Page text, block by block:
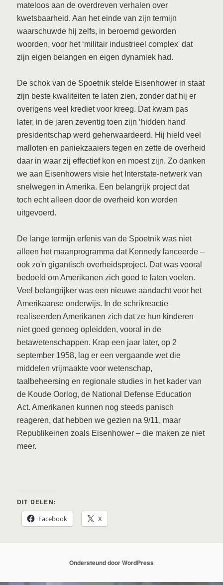
mateloos aan de overdreven verhalen over
kwetsbaarheid. Aan het einde van zijn termijn
waarschuwde hij zelfs, in beroemd geworden
woorden, voor het ‘militair industrieel complex' dat
zijn eigen belangen en eigen dynamiek had.
De schok van de Spoetnik stelde Eisenhower in staat
zijn beste kwaliteiten te laten zien, zonder dat hij er
overigens veel krediet voor kreeg. Dat kwam pas
later, in de jaren zeventig toen zijn ‘hidden hand'
presidentschap werd geherwaardeerd. Hij hield veel
malloten en paniekzaaiers tegen en zette de overheid
daar in waar zij effectief kon en moest zijn. Zo danken
we aan Eisenhowers visie het Interstate-netwerk van
snelwegen in Amerika. Een belangrijk project dat
toch echt alleen door de overheid kon worden
uitgevoerd.
De lange termijn erfenis van de Spoetnik was niet
alleen het maanprogramma dat Kennedy lanceerde –
ook zo'n gigantisch overheidsproject. Dat was vooral
bedoeld om Amerikanen zich goed te laten voelen.
Veel belangrijker was een nieuwe aandacht voor het
Amerikaanse onderwijs. In de schrikreactie
realiseerden Amerikanen zich dat ze hun kinderen
niet goed genoeg opleidden, vooral in de
betawetenschappen. Krap een jaar later, op 2
september 1958, lag er een vergaande wet die
middelen vrijmaakte voor wetenschap,
taalbeheersing en regionale studies in het kader van
de Koude Oorlog, de National Defense Education
Act. Amerikanen kunnen nog steeds panisch
reageren, dat hebben we gezien na 9/11, maar
Republikeinen zoals Eisenhower – die maken ze niet
meer.
DIT DELEN:
Facebook
X
Ondersteund door WordPress